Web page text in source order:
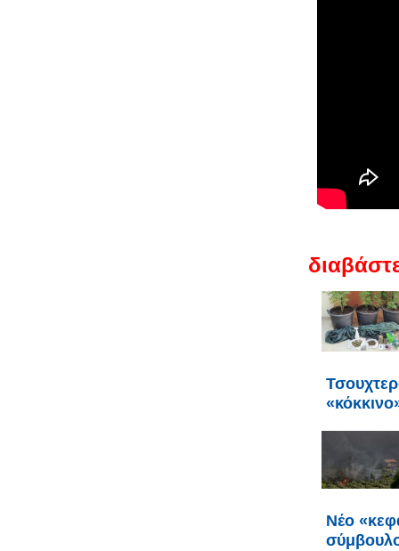
Νέο